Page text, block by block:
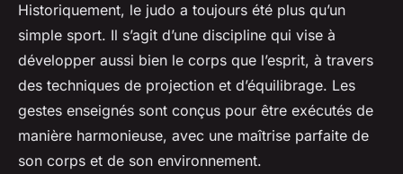
Historiquement, le judo a toujours été plus qu’un
simple sport. Il s’agit d’une discipline qui vise à
développer aussi bien le corps que l’esprit, à travers
des techniques de projection et d’équilibrage. Les
gestes enseignés sont conçus pour être exécutés de
manière harmonieuse, avec une maîtrise parfaite de
son corps et de son environnement.